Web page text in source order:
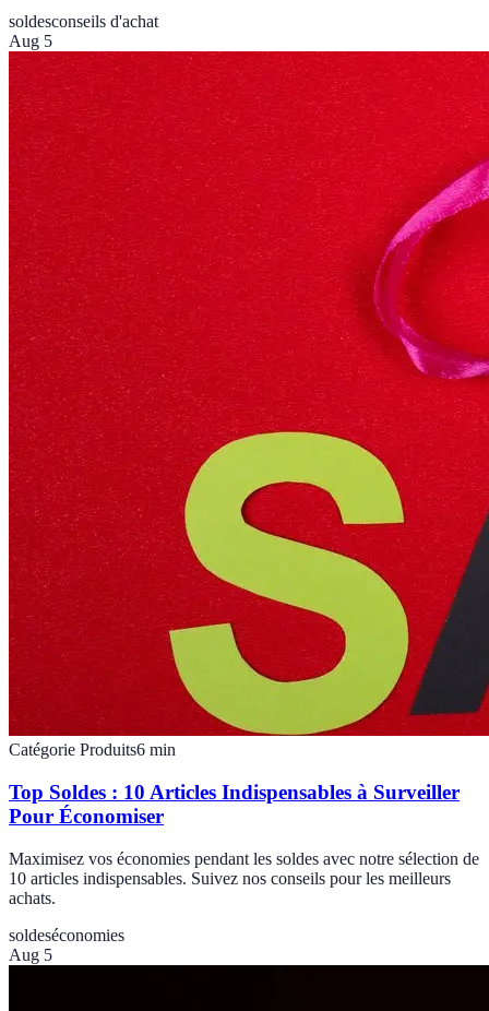
soldesconseils d'achat
Aug 5
Catégorie Produits6 min
Top Soldes : 10 Articles Indispensables à Surveiller
Pour Économiser
Maximisez vos économies pendant les soldes avec notre sélection de
10 articles indispensables. Suivez nos conseils pour les meilleurs
achats.
soldeséconomies
Aug 5